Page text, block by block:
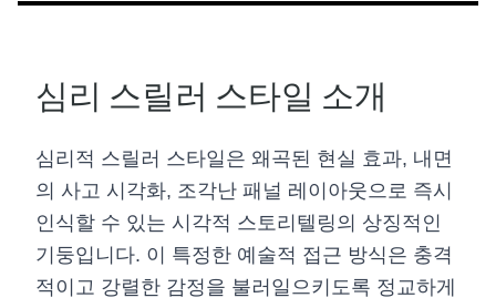
심리 스릴러 스타일 소개
심리적 스릴러 스타일은 왜곡된 현실 효과, 내면
의 사고 시각화, 조각난 패널 레이아웃으로 즉시
인식할 수 있는 시각적 스토리텔링의 상징적인
기둥입니다. 이 특정한 예술적 접근 방식은 충격
적이고 강렬한 감정을 불러일으키도록 정교하게